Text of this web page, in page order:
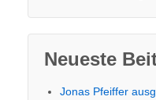
Neueste
Jonas Pfeiffer